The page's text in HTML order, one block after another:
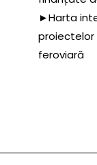
►Harta
feroviară